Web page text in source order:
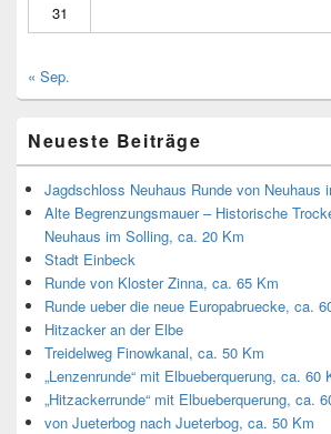
31
« Sep.
Neueste Beiträge
Jagdschloss Neuhaus Runde von Neuhaus
Alte Begrenzungsmauer – Historische
Neuhaus im Solling, ca. 20 Km
Stadt Einbeck
Runde von Kloster Zinna, ca. 65 Km
Runde ueber die neue Europabruecke, ca.
Hitzacker an der Elbe
Treidelweg Finowkanal, ca. 50 Km
„Lenzenrunde“ mit Elbueberquerung, ca. 60
„Hitzackerrunde“ mit Elbueberquerung, ca.
von Jueterbog nach Jueterbog, ca. 50 Km